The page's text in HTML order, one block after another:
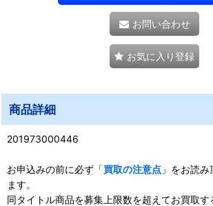
お問い合わせ
お気に入り登録
商品詳細
201973000446
お申込みの前に必ず「買取の注意点 」をお読
ます。
同タイトル商品を募集上限数を超えてお買取